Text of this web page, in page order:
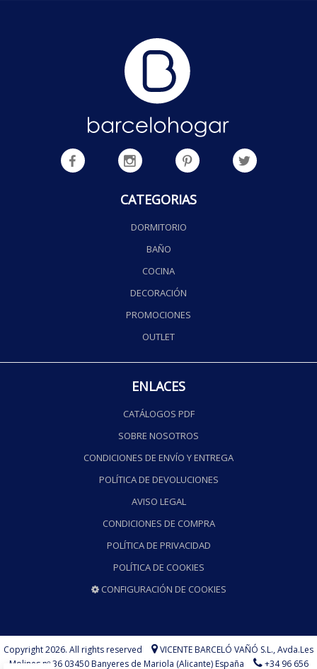
CATEGORIAS
DORMITORIO
BAÑO
COCINA
DECORACIÓN
PROMOCIONES
OUTLET
ENLACES
CATÁLOGOS PDF
SOBRE NOSOTROS
CONDICIONES DE ENVÍO Y ENTREGA
POLÍTICA DE DEVOLUCIONES
AVISO LEGAL
CONDICIONES DE COMPRA
POLÍTICA DE PRIVACIDAD
POLÍTICA DE COOKIES
CONFIGURACIÓN DE COOKIES
Copyright 2026. All rights reserved VICENTE BARCELÓ VAÑÓ S.L.,Avda.Les
Molines nº 36 03450 Banyeres de Mariola (Alicante) España
+34 96 656